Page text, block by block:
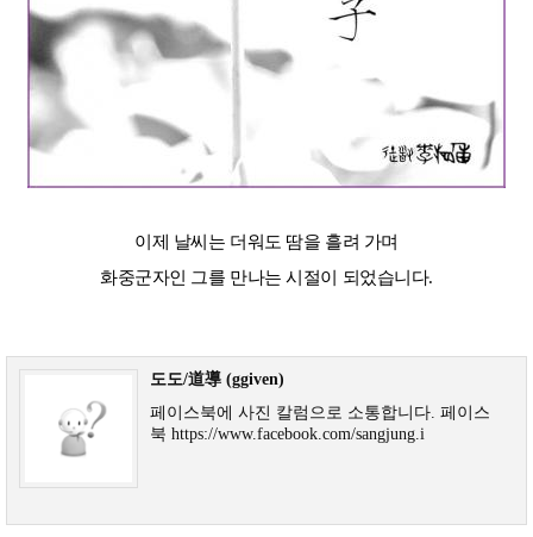
이제 날씨는 더워도 땀을 흘려 가며
화중군자인 그를 만나는 시절이 되었습니다.
도도/道導 (ggiven)
페이스북에 사진 칼럼으로 소통합니다. 페이스
북 https://www.facebook.com/sangjung.i